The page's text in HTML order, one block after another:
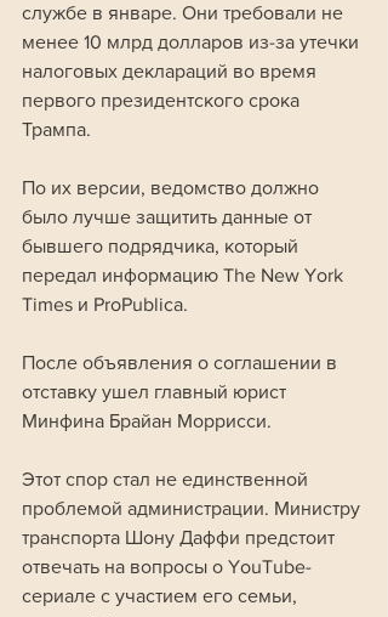
службе в январе. Они требовали не
менее 10 млрд долларов из-за утечки
налоговых деклараций во время
первого президентского срока
Трампа.
По их версии, ведомство должно
было лучше защитить данные от
бывшего подрядчика, который
передал информацию The New York
Times и ProPublica.
После объявления о соглашении в
отставку ушел главный юрист
Минфина Брайан Моррисси.
Этот спор стал не единственной
проблемой администрации. Министру
транспорта Шону Даффи предстоит
отвечать на вопросы о YouTube-
сериале с участием его семьи,